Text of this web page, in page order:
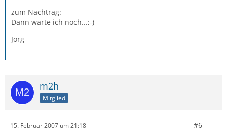
zum Nachtrag:
Dann warte ich noch...;-)
Jörg
m2h
Mitglied
15. Februar 2007 um 21:18 #6